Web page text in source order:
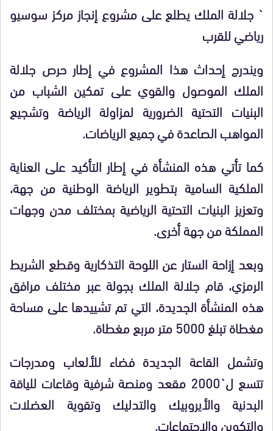
` جلالة الملك يطلع على مشروع إنجاز مركز سوسيو
رياضي للقرب
ويندرج إحداث هذا المشروع في إطار حرص جلالة
الملك الموصول والقوي على تمكين الشباب من
البنيات التحتية الضرورية لمزاولة الرياضة وتشجيع
المواهب الصاعدة في جميع الرياضات.
كما تأتي هذه المنشأة في إطار التأكيد على العناية
الملكية السامية بتطوير الرياضة الوطنية من جهة،
وتعزيز البنيات التحتية الرياضية بمختلف مدن وجهات
المملكة من جهة أخرى.
وبعد إزاحة الستار عن اللوحة التذكارية وقطع الشريط
الرمزي، قام جلالة الملك بجولة عبر مختلف مرافق
هذه المنشأة الجديدة، التي تم تشييدها على مساحة
مغطاة تبلغ 5000 متر مربع مغطاة.
وتشمل القاعة الجديدة فضاء للألعاب ومدرجات
تتسع ل`2000 مقعد ومنصة شرفية وقاعات للياقة
البدنية والأيروبيك والتدليك وتقوية العضلات
والتكوين والاجتماعات.